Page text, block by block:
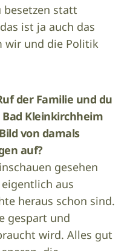
statt
ist ja auch das
wir und die Politik
der Familie und du
Kleinkirchheim
von damals
auf?
gesehen
aus
heraus schon sind.
gespart und
wird. Alles gut